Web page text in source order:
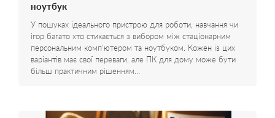
ноутбук
У пошуках ідеального пристрою для роботи, навчання чи
ігор багато хто стикається з вибором між стаціонарним
персональним комп'ютером та ноутбуком. Кожен із цих
варіантів має свої переваги, але ПК для дому може бути
більш практичним рішенням…